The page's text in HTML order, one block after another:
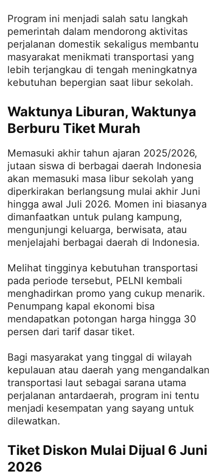
Program ini menjadi salah satu langkah
pemerintah dalam mendorong aktivitas
perjalanan domestik sekaligus membantu
masyarakat menikmati transportasi yang
lebih terjangkau di tengah meningkatnya
kebutuhan bepergian saat libur sekolah.
Waktunya Liburan, Waktunya
Berburu Tiket Murah
Memasuki akhir tahun ajaran 2025/2026,
jutaan siswa di berbagai daerah Indonesia
akan memasuki masa libur sekolah yang
diperkirakan berlangsung mulai akhir Juni
hingga awal Juli 2026. Momen ini biasanya
dimanfaatkan untuk pulang kampung,
mengunjungi keluarga, berwisata, atau
menjelajahi berbagai daerah di Indonesia.
Melihat tingginya kebutuhan transportasi
pada periode tersebut, PELNI kembali
menghadirkan promo yang cukup menarik.
Penumpang kapal ekonomi bisa
mendapatkan potongan harga hingga 30
persen dari tarif dasar tiket.
Bagi masyarakat yang tinggal di wilayah
kepulauan atau daerah yang mengandalkan
transportasi laut sebagai sarana utama
perjalanan antardaerah, program ini tentu
menjadi kesempatan yang sayang untuk
dilewatkan.
Tiket Diskon Mulai Dijual 6 Juni
2026